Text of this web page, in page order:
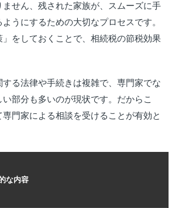
せん、残された家族が、スムーズに手
うにするための大切なプロセスです。
」をしておくことで、相続税の節税効果
する法律や手続きは複雑で、専門家でな
部分も多いのが現状です。だからこ
門家による相談を受けることが有効と
な内容